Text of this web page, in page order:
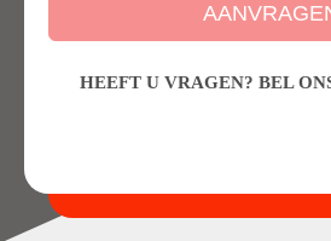
HEEFT U VRAGEN? BEL